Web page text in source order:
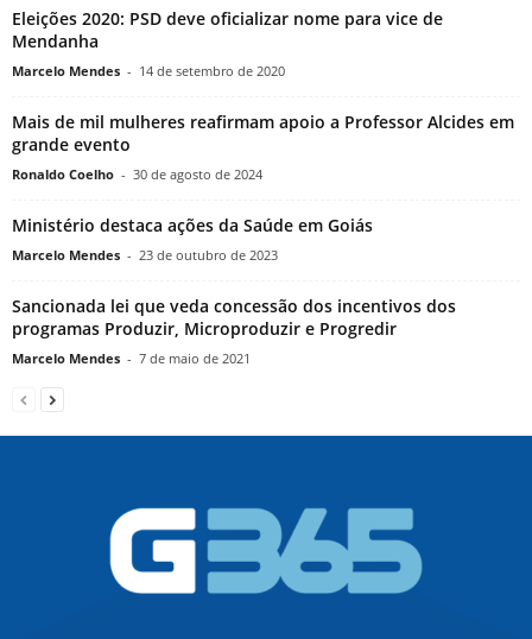
Eleições 2020: PSD deve oficializar nome para vice de
Mendanha
Marcelo Mendes - 14 de setembro de 2020
Mais de mil mulheres reafirmam apoio a Professor Alcides em
grande evento
Ronaldo Coelho - 30 de agosto de 2024
Ministério destaca ações da Saúde em Goiás
Marcelo Mendes - 23 de outubro de 2023
Sancionada lei que veda concessão dos incentivos dos
programas Produzir, Microproduzir e Progredir
Marcelo Mendes - 7 de maio de 2021